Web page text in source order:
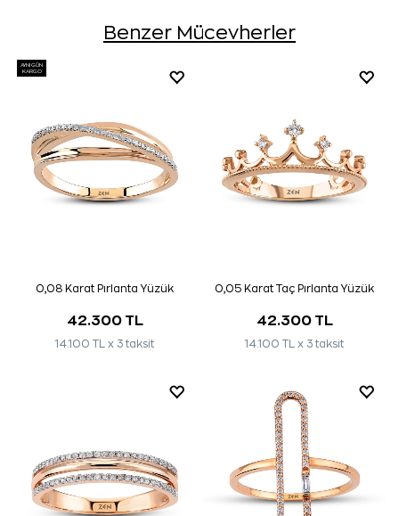
Benzer Mücevherler
AYNI GÜN
KARGO
0,08 Karat Pırlanta Yüzük
42.300 TL
14.100 TL x 3 taksit
0,05 Karat Taç Pırlanta Yüzük
42.300 TL
14.100 TL x 3 taksit